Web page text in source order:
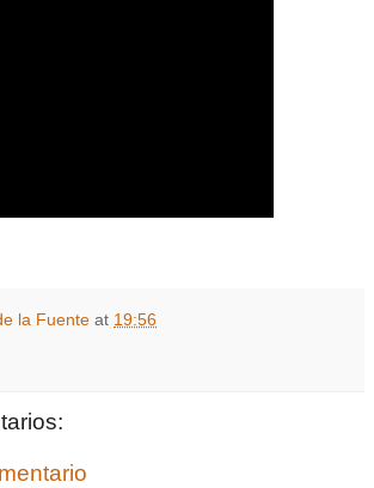
la Fuente at 19:56